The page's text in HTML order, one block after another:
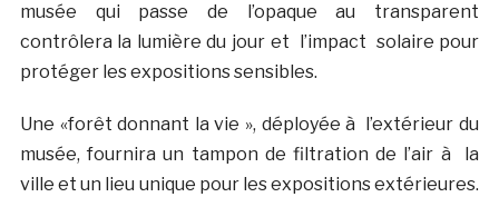
musée qui passe de l’opaque au transparent
contrôlera la lumière du jour et l’impact solaire pour
protéger les expositions sensibles.
Une «forêt donnant la vie », déployée à l’extérieur du
musée, fournira un tampon de filtration de l’air à la
ville et un lieu unique pour les expositions extérieures.